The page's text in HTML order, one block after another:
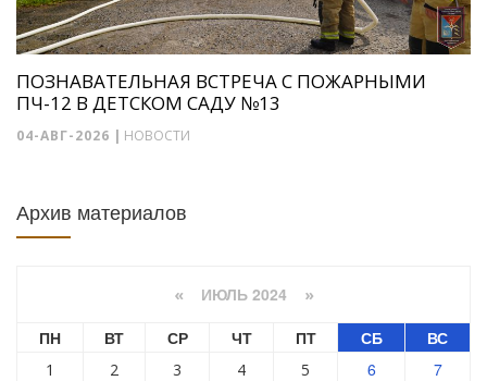
ПОЗНАВАТЕЛЬНАЯ ВСТРЕЧА С ПОЖАРНЫМИ
ПЧ-12 В ДЕТСКОМ САДУ №13
04-АВГ-2026 | НОВОСТИ
Архив материалов
« ИЮЛЬ 2024 »
ПН ВТ СР ЧТ ПТ СБ ВС
1 2 3 4 5 6 7